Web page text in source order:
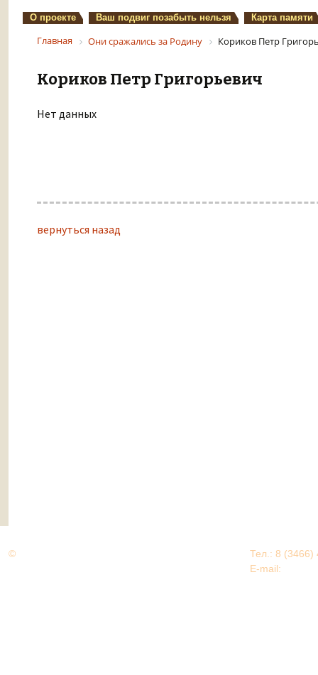
О проекте Ваш подвиг позабыть нельзя Карта памяти
Главная Они сражались за Родину Кориков Петр
Кориков Петр Григорьевич
Нет данных
вернуться назад
©
Тел.: 8 (3466)
E-mail: